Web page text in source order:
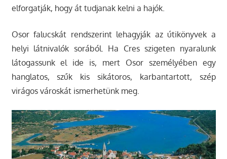
elforgatják, hogy át tudjanak kelni a hajók.
Osor falucskát rendszerint lehagyják az útikönyvek a
helyi látnivalók sorából. Ha Cres szigeten nyaralunk
látogassunk el ide is, mert Osor személyében egy
hanglatos, szűk kis sikátoros, karbantartott, szép
virágos városkát ismerhetünk meg.